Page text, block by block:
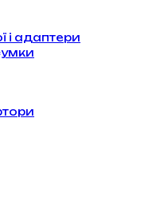
і адаптери